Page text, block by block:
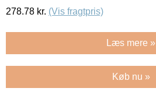
278.78 kr. (Vis fragtpris)
Læs mere »
Køb nu »